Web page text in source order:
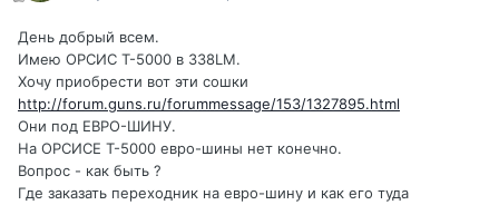
День добрый всем.
Имею ОРСИС Т-5000 в 338LM.
Хочу приобрести вот эти сошки
http://forum.guns.ru/forummessage/153/1327895.html
Они под ЕВРО-ШИНУ.
На ОРСИСЕ Т-5000 евро-шины нет конечно.
Вопрос - как быть ?
Где заказать переходник на евро-шину и как его туда